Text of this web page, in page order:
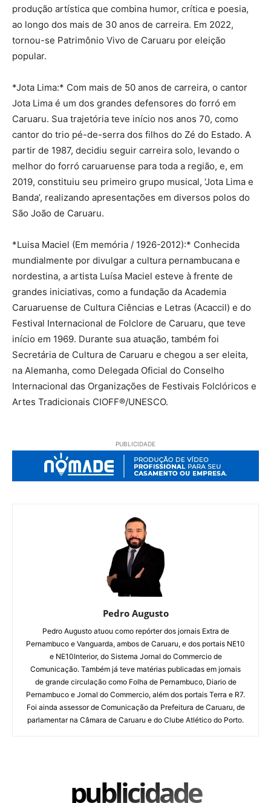
produção artística que combina humor, crítica e poesia,
ao longo dos mais de 30 anos de carreira. Em 2022,
tornou-se Patrimônio Vivo de Caruaru por eleição
popular.
*Jota Lima:* Com mais de 50 anos de carreira, o cantor
Jota Lima é um dos grandes defensores do forró em
Caruaru. Sua trajetória teve início nos anos 70, como
cantor do trio pé-de-serra dos filhos do Zé do Estado. A
partir de 1987, decidiu seguir carreira solo, levando o
melhor do forró caruaruense para toda a região, e, em
2019, constituiu seu primeiro grupo musical, ‘Jota Lima e
Banda’, realizando apresentações em diversos polos do
São João de Caruaru.
*Luisa Maciel (Em memória / 1926-2012):* Conhecida
mundialmente por divulgar a cultura pernambucana e
nordestina, a artista Luísa Maciel esteve à frente de
grandes iniciativas, como a fundação da Academia
Caruaruense de Cultura Ciências e Letras (Acaccil) e do
Festival Internacional de Folclore de Caruaru, que teve
início em 1969. Durante sua atuação, também foi
Secretária de Cultura de Caruaru e chegou a ser eleita,
na Alemanha, como Delegada Oficial do Conselho
Internacional das Organizações de Festivais Folclóricos e
Artes Tradicionais CIOFF®️/UNESCO.
PUBLICIDADE
Pedro Augusto
Pedro Augusto atuou como repórter dos jornais Extra de
Pernambuco e Vanguarda, ambos de Caruaru, e dos portais NE10
e NE10Interior, do Sistema Jornal do Commercio de
Comunicação. Também já teve matérias publicadas em jornais
de grande circulação como Folha de Pernambuco, Diario de
Pernambuco e Jornal do Commercio, além dos portais Terra e R7.
Foi ainda assessor de Comunicação da Prefeitura de Caruaru, de
parlamentar na Câmara de Caruaru e do Clube Atlético do Porto.
publicidade